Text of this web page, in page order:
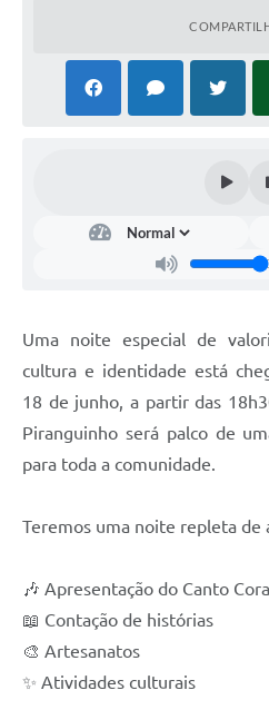
Uma noite especial de
cultura e identidade está
18 de junho, a partir das
Piranguinho será palco de
para toda a comunidade.
Teremos uma noite repleta de
🎶 Apresentação do Canto
📖 Contação de histórias
🎨 Artesanatos
✨ Atividades culturais